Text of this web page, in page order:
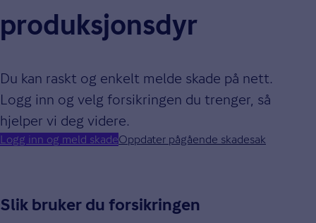
produksjonsdyr
Du kan raskt og enkelt melde skade på nett.
Logg inn og velg forsikringen du trenger, så
hjelper vi deg videre.
Logg inn og meld skadeOppdater pågående skadesak
Slik bruker du forsikringen